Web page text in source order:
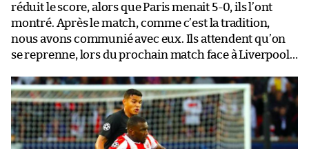
réduit le score, alors que Paris menait 5-0, ils l’ont
montré. Après le match, comme c’est la tradition,
nous avons communié avec eux. Ils attendent qu’on
se reprenne, lors du prochain match face à Liverpool…